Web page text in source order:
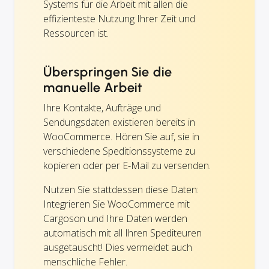
Systems für die Arbeit mit allen die
effizienteste Nutzung Ihrer Zeit und
Ressourcen ist.
Überspringen Sie die
manuelle Arbeit
Ihre Kontakte, Aufträge und
Sendungsdaten existieren bereits in
WooCommerce. Hören Sie auf, sie in
verschiedene Speditionssysteme zu
kopieren oder per E-Mail zu versenden.
Nutzen Sie stattdessen diese Daten:
Integrieren Sie WooCommerce mit
Cargoson und Ihre Daten werden
automatisch mit all Ihren Spediteuren
ausgetauscht! Dies vermeidet auch
menschliche Fehler.